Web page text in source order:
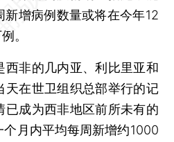
新增病例数量或将在今年12
。
非的几内亚、利比里亚和
天在世卫组织总部举行的记
已成为西非地区前所未有的
月内平均每周新增约1000